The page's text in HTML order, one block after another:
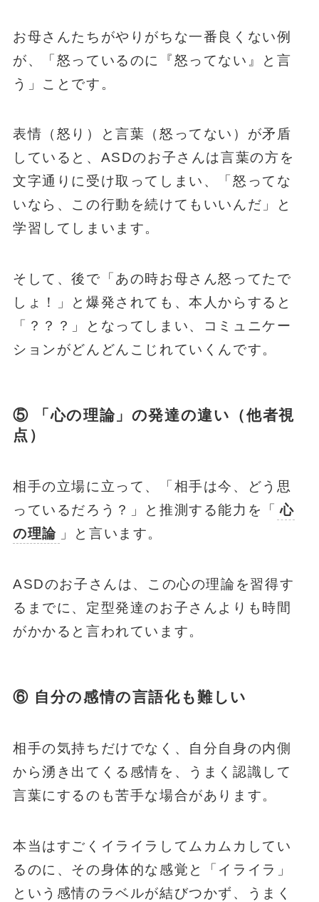
お母さんたちがやりがちな一番良くない例
が、「怒っているのに『怒ってない』と言
う」ことです。
表情（怒り）と言葉（怒ってない）が矛盾
していると、ASDのお子さんは言葉の方を
文字通りに受け取ってしまい、「怒ってな
いなら、この行動を続けてもいいんだ」と
学習してしまいます。
そして、後で「あの時お母さん怒ってたで
しょ！」と爆発されても、本人からすると
「？？？」となってしまい、コミュニケー
ションがどんどんこじれていくんです。
⑤ 「心の理論」の発達の違い（他者視
点）
相手の立場に立って、「相手は今、どう思
っているだろう？」と推測する能力を「
心
の理論
」と言います。
ASDのお子さんは、この心の理論を習得す
るまでに、定型発達のお子さんよりも時間
がかかると言われています。
⑥ 自分の感情の言語化も難しい
相手の気持ちだけでなく、自分自身の内側
から湧き出てくる感情を、うまく認識して
言葉にするのも苦手な場合があります。
本当はすごくイライラしてムカムカしてい
るのに、その身体的な感覚と「イライラ」
という感情のラベルが結びつかず、うまく